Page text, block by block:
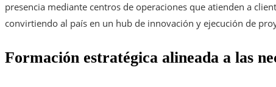
presencia mediante centros de operaciones que atienden a
convirtiendo al país en un hub de innovación y ejecución de
Formación estratégica alineada a las